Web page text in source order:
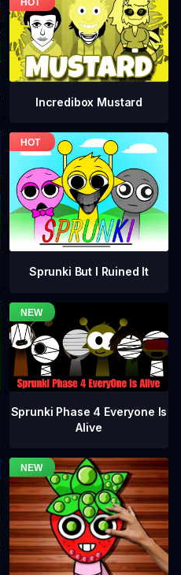
Incredibox Mustard
Sprunki But I Ruined It
Sprunki Phase 4 Everyone Is
Alive